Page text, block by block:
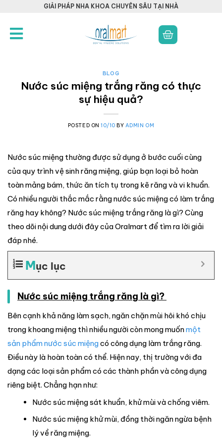
GIẢI PHÁP NHA KHOA CHUYÊN SÂU TẠI NHÀ
BLOG
Nước súc miệng trắng răng có thực
sự hiệu quả?
POSTED ON10/10 BY ADMIN OM
Nước súc miệng thường được sử dụng ở bước cuối cùng
của quy trình vệ sinh răng miệng, giúp bạn loại bỏ hoàn
toàn mảng bám, thức ăn tích tụ trong kẽ răng và vi khuẩn.
Có nhiều người thắc mắc rằng nước súc miệng có làm trắng
răng hay không? Nước súc miệng trắng răng là gì? Cùng
theo dõi nội dung dưới đây của Oralmart để tìm ra lời giải
đáp nhé.
Mục lục
Nước súc miệng trắng răng là gì?
Bên cạnh khả năng làm sạch, ngăn chặn mùi hôi khó chịu
trong khoang miệng thì nhiều người còn mong muốnmột
sản phẩm nước súc miệngcó công dụng làm trắng răng.
Điều này là hoàn toàn có thể. Hiện nay, thị trường với đa
dạng các loại sản phẩm có các thành phần và công dụng
riêng biệt. Chẳng hạn như:
Nước súc miệng sát khuẩn, khử mùi và chống viêm.
Nước súc miệng khử mùi, đồng thời ngăn ngừa bệnh
lý về răng miệng.